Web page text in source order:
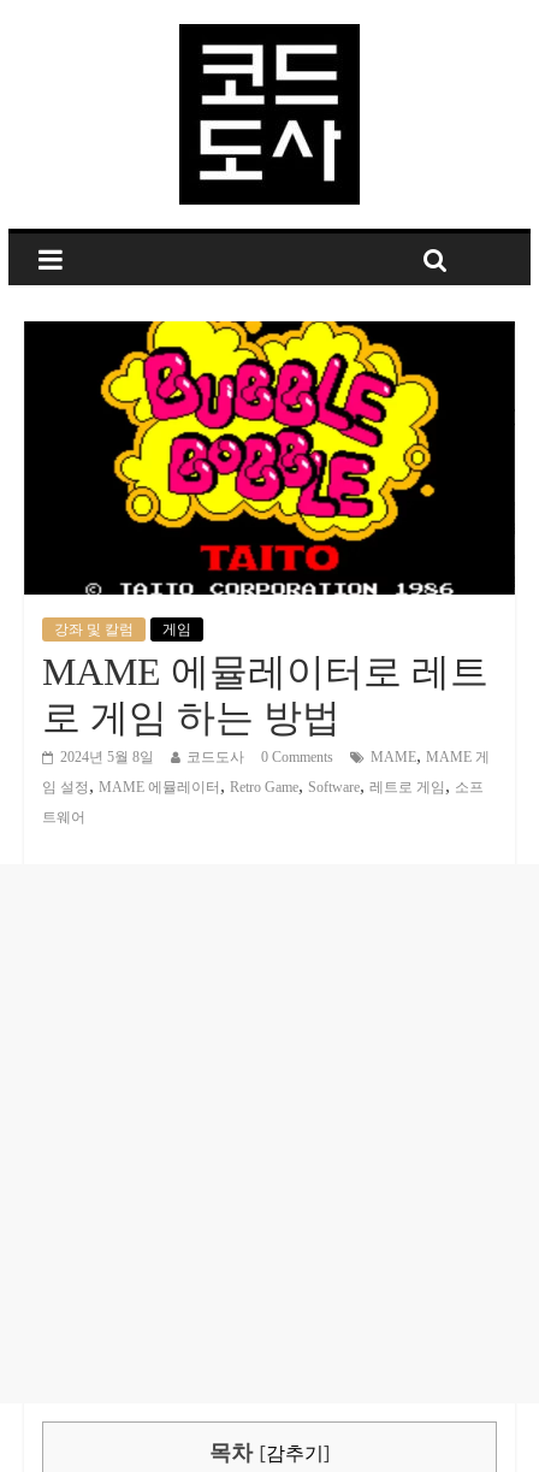
강좌 및 칼럼 게임
MAME 에뮬레이터로 레트
로 게임 하는 방법
2024년 5월 8일 코드도사 0 Comments MAME, MAME 게
임 설정 , MAME 에뮬레이터 , Retro Game, Software, 레트로 게임 , 소프
트웨어
목차 [감추기]